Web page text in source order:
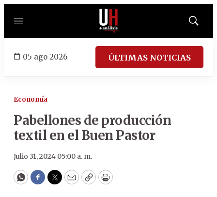
Menú
Mostrar
05 ago 2026 ÚLTIMAS NOTICIAS
Economía
Pabellones de producción
textil en el Buen Pastor
Julio 31, 2024 05:00 a. m.
WhatsApp
Facebook
Twitter
EmailCopyPrint